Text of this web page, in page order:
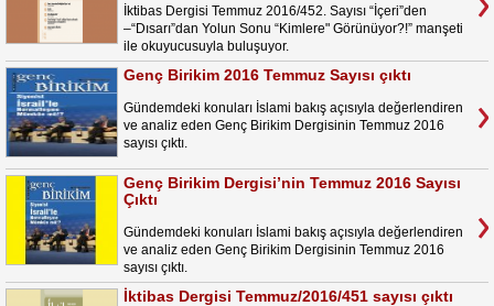
İktibas Dergisi Temmuz 2016/452. Sayısı “İçeri”den
–“Dısarı”dan Yolun Sonu “Kimlere" Görünüyor?!” manşeti
ile okuyucusuyla buluşuyor.
Genç Birikim 2016 Temmuz Sayısı çıktı
Gündemdeki konuları İslami bakış açısıyla değerlendiren
ve analiz eden Genç Birikim Dergisinin Temmuz 2016
sayısı çıktı.
Genç Birikim Dergisi’nin Temmuz 2016 Sayısı
Çıktı
Gündemdeki konuları İslami bakış açısıyla değerlendiren
ve analiz eden Genç Birikim Dergisinin Temmuz 2016
sayısı çıktı.
İktibas Dergisi Temmuz/2016/451 sayısı çıktı